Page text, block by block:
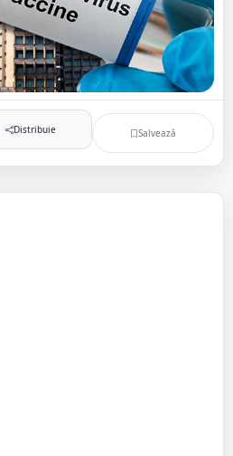
Distribuie Salvează